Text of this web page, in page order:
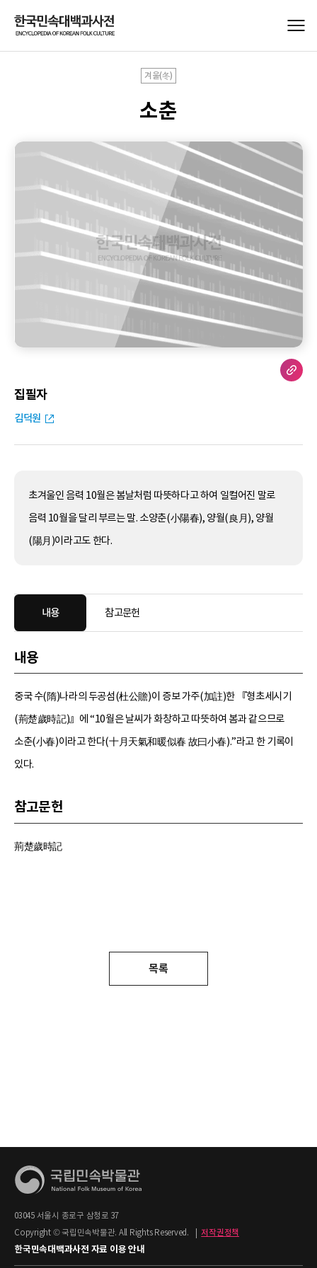
겨울(冬)
소춘
집필자
김덕원
초겨울인 음력 10월은 봄날처럼 따뜻하다고 하여 일컬어진 말로
음력 10월을 달리 부르는 말. 소양춘(小陽春), 양월(良月), 양월
(陽月)이라고도 한다.
내용 참고문헌
내용
중국 수(隋)나라의 두공섬(杜公贍)이 증보 가주(加註)한 『형초세시기
(荊楚歲時記)』에 “10월은 날씨가 화창하고 따뜻하여 봄과 같으므로
소춘(小春)이라고 한다(十月天氣和暖似春 故曰小春).”라고 한 기록이
있다.
참고문헌
荊楚歲時記
목록
03045 서울시 종로구 삼청로 37
Copyright © 국립민속박물관. All Rights Reserved.
저작권정책
한국민속대백과사전 자료 이용 안내